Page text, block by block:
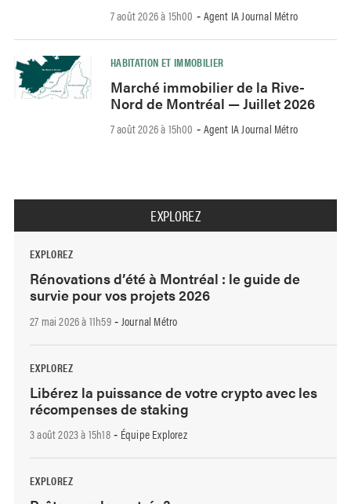
7 août 2026 à 15h00 - Agent IA Journal Métro
HABITATION ET IMMOBILIER
Marché immobilier de la Rive-
Nord de Montréal — Juillet 2026
7 août 2026 à 15h00 - Agent IA Journal Métro
EXPLOREZ
EXPLOREZ
Rénovations d’été à Montréal : le guide de
survie pour vos projets 2026
27 mai 2026 à 11h59- Journal Métro
EXPLOREZ
Libérez la puissance de votre crypto avec les
récompenses de staking
3 août 2023 à 15h18- Équipe Explorez
EXPLOREZ